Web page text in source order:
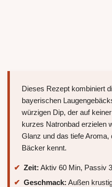
Dieses Rezept kombiniert
bayerischen
würzigen Dip, der auf
kurzes Natronbad erzielen
Glanz und das tiefe
Bäcker kennt.
Zeit: Aktiv 60 Min, Passiv
Geschmack: Außen